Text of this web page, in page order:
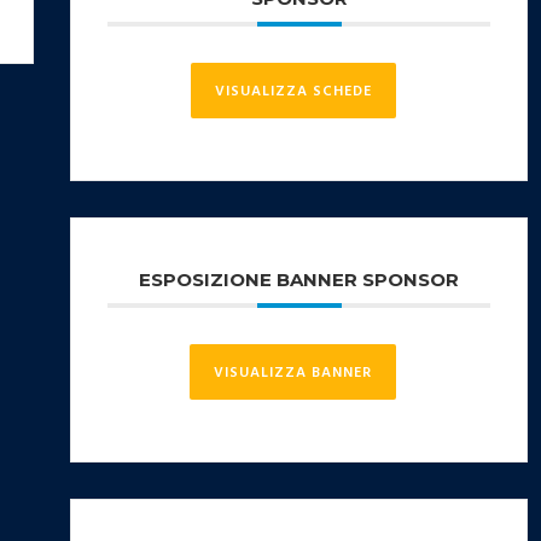
VISUALIZZA SCHEDE
ESPOSIZIONE BANNER SPONSOR
VISUALIZZA BANNER